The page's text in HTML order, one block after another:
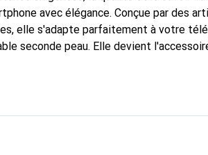
avec élégance. Conçue par des
elle s'adapte parfaitement à votre
seconde peau. Elle devient